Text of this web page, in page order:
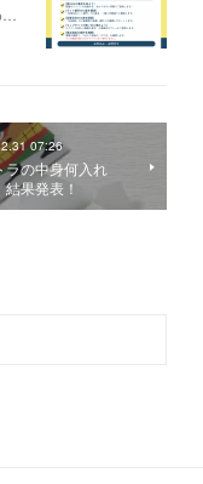
07:26
ラの中身何入れ
結果発表！